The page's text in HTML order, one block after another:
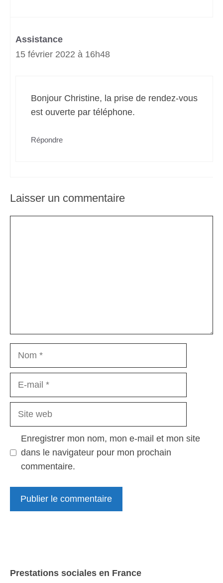
Assistance
15 février 2022 à 16h48
Bonjour Christine, la prise de rendez-vous
est ouverte par téléphone.
Répondre
Laisser un commentaire
Nom
Site
Enregistrer mon nom, mon e-mail et mon site
dans le navigateur pour mon prochain
commentaire.
Prestations sociales en France